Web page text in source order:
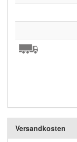
Versandkosten